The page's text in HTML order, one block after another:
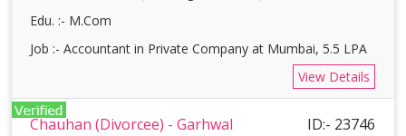
Edu. :- M.Com
Job :- Accountant in Private Company at Mumbai, 5.5 LPA
View Details
Chauhan (Divorcee) - Garhwal ID:- 23746